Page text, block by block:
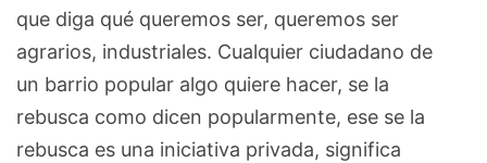
que diga qué queremos ser, queremos ser
agrarios, industriales. Cualquier ciudadano de
un barrio popular algo quiere hacer, se la
rebusca como dicen popularmente, ese se la
rebusca es una iniciativa privada, significa